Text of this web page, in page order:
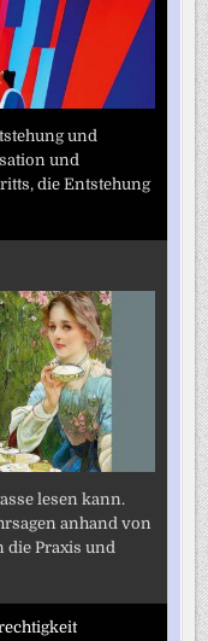
und
und
die Entstehung
lesen kann.
anhand von
die Praxis und